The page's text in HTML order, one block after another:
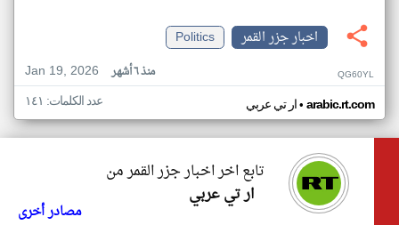
اخبار جزر القمر
Politics
Jan 19, 2026
منذ ٦ أشهر QG60YL
ار تي عربي• arabic.rt.com عدد الكلمات: ١٤١
تابع اخر اخبار جزر القمر من
ار تي عربي
مصادر أخرى